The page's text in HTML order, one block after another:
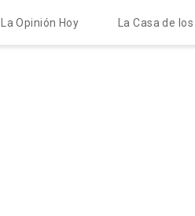
Opinión Hoy La Casa de